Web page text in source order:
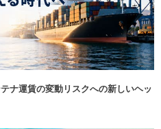
ナ運賃の変動リスクへの新しいヘッ